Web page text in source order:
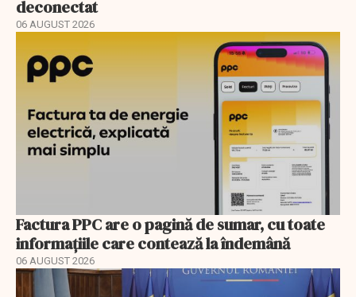
deconectat
06 AUGUST 2026
Factura PPC are o pagină de sumar, cu toate
informațiile care contează la îndemână
06 AUGUST 2026